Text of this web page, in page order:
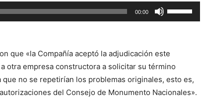
00:00
las
flecha
arriba/abajo
para
aumentar
que «la Compañía aceptó la adjudicación este
otra empresa constructora a solicitar su término
no se repetirían los problemas originales, esto es,
del Consejo de Monumento Nacionales».